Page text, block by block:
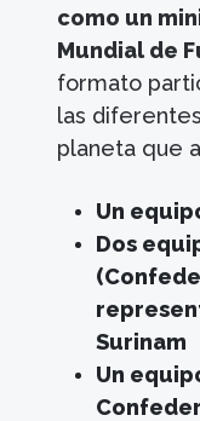
como un
Mundial de
formato
las
planeta que
Un
Dos
Surinam
Un